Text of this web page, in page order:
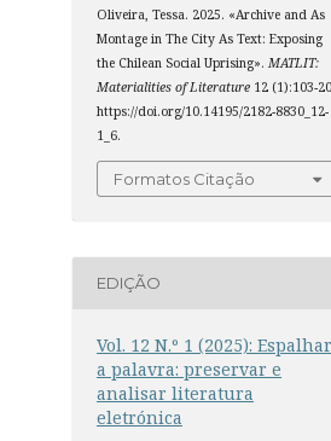
Oliveira, Tessa. 2025. «Archive and As
Montage in The City As Text: Exposing
the Chilean Social Uprising».MATLIT:
Materialities of Literature 12 (1):103-
https://doi.org/10.14195/2182-8830_12-
1_6.
Formatos Citação
EDIÇÃO
Vol. 12 N.º 1 (2025):
a palavra: preservar e
analisar literatura
eletrónica